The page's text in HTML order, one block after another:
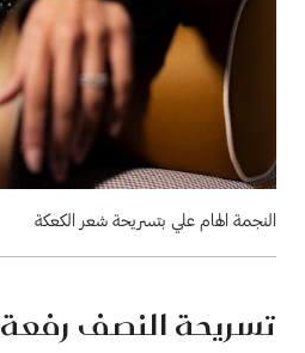
النجمة الهام علي بتسريحة شعر الكعكة
تسريحة النصف رفعة